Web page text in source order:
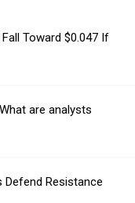
Toward $0.047 If
are analysts
Defend Resistance